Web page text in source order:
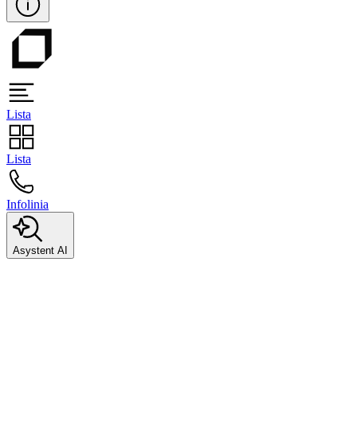
Lista
Lista
Infolinia
Asystent AI